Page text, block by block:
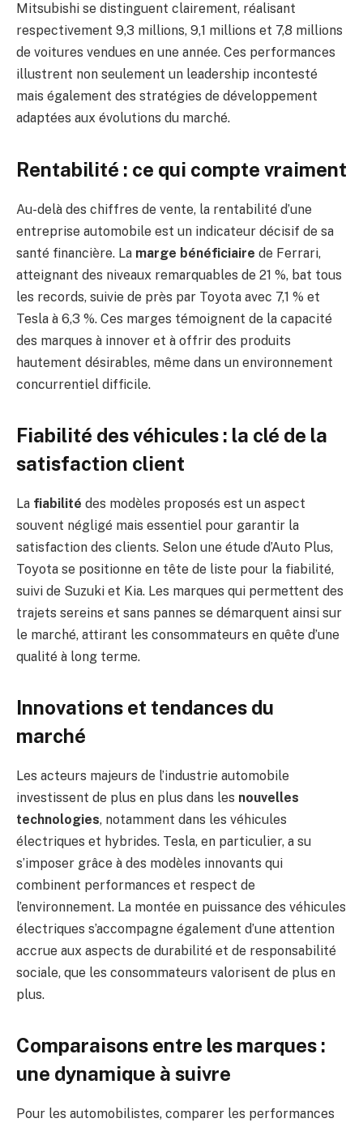
Mitsubishi se distinguent clairement, réalisant
respectivement 9,3 millions, 9,1 millions et 7,8 millions
de voitures vendues en une année. Ces performances
illustrent non seulement un leadership incontesté
mais également des stratégies de développement
adaptées aux évolutions du marché.
Rentabilité : ce qui compte vraiment
Au-delà des chiffres de vente, la rentabilité d’une
entreprise automobile est un indicateur décisif de sa
santé financière. La marge bénéficiaire de Ferrari,
atteignant des niveaux remarquables de 21 %, bat tous
les records, suivie de près par Toyota avec 7,1 % et
Tesla à 6,3 %. Ces marges témoignent de la capacité
des marques à innover et à offrir des produits
hautement désirables, même dans un environnement
concurrentiel difficile.
Fiabilité des véhicules : la clé de la
satisfaction client
La fiabilité des modèles proposés est un aspect
souvent négligé mais essentiel pour garantir la
satisfaction des clients. Selon une étude d’Auto Plus,
Toyota se positionne en tête de liste pour la fiabilité,
suivi de Suzuki et Kia. Les marques qui permettent des
trajets sereins et sans pannes se démarquent ainsi sur
le marché, attirant les consommateurs en quête d’une
qualité à long terme.
Innovations et tendances du
marché
Les acteurs majeurs de l’industrie automobile
investissent de plus en plus dans les nouvelles
technologies, notamment dans les véhicules
électriques et hybrides. Tesla, en particulier, a su
s’imposer grâce à des modèles innovants qui
combinent performances et respect de
l’environnement. La montée en puissance des véhicules
électriques s’accompagne également d’une attention
accrue aux aspects de durabilité et de responsabilité
sociale, que les consommateurs valorisent de plus en
plus.
Comparaisons entre les marques :
une dynamique à suivre
Pour les automobilistes, comparer les performances